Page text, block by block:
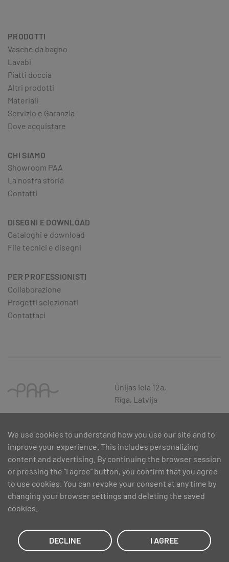
PRODOTTI
Vasche da bagno
Lavabi
Piatti doccia
Altri prodotti
Materiali
Servizio e Garanzia
Dove acquistare
CHI SIAMO
Showroom PAA
La nostra storia
Contatti
DISEGNI E DOWNLOAD
Cataloghi e download
File tecnici e disegni
PER PROFESSIONISTI
Collaborazione
Progetti selezionati
Contattaci
Ūnijas iela 12a,
Rīga, Latvija
saņemšanu pasākuma “Atbalsts MVU inovatīvas uzņēmējdarbības
attīstībai”, ko līdzfinansē Eiropas Reģionālās attīstības fonds.
We use cookies to understand how you use our site and to
improve your experience. This includes personalizing
content and advertising. By continuing the browser session
or pressing the “I agree” button, you confirm that you agree
to use cookies. You can revoke your consent at any time by
changing your browser settings and deleting the saved
cookies.
DECLINE I AGREE